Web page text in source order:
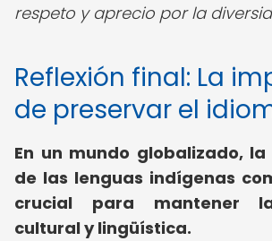
respeto y aprecio por la
Reflexión final: La
de preservar el
En un mundo globalizado,
de las lenguas indígenas
crucial para mantener
cultural y lingüística.